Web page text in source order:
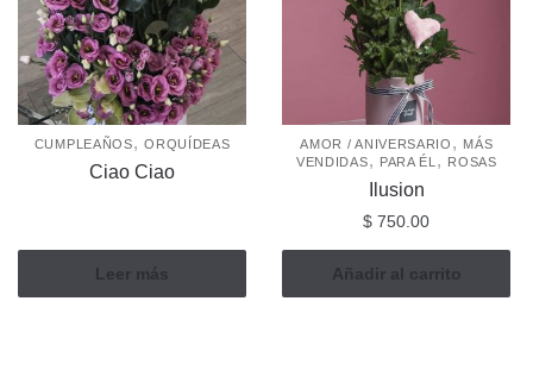
CUMPLEAÑOS,ORQUÍDEAS
Ciao Ciao
Leer más
AMOR / ANIVERSARIO , MÁS
VENDIDAS, PARA ÉL , ROSAS
Ilusion
$ 750.00
Añadir al carrito